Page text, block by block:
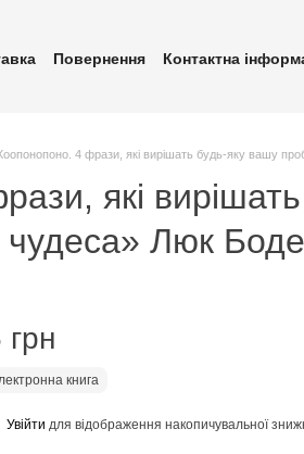
Повернення
Контактна
4 фрази, які вирішать будь-яку вашу
які
чудеса» Люк
грн
книга
Увійти для відображення накопичувальної